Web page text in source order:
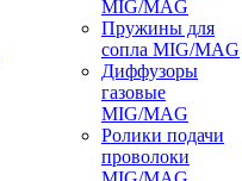
MIG/MAG
Пружины для
сопла MIG/MAG
Диффузоры
газовые
MIG/MAG
Ролики подачи
проволоки